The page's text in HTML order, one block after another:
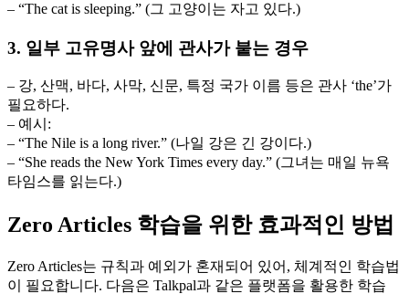
– “The cat is sleeping.” (그 고양이는 자고 있다.)
3. 일부 고유명사 앞에 관사가 붙는 경우
– 강, 산맥, 바다, 사막, 신문, 특정 국가 이름 등은 관사 ‘the’가
필요하다.
– 예시:
– “The Nile is a long river.” (나일 강은 긴 강이다.)
– “She reads the New York Times every day.” (그녀는 매일 뉴욕
타임스를 읽는다.)
Zero Articles 학습을 위한 효과적인 방법
Zero Articles는 규칙과 예외가 혼재되어 있어, 체계적인 학습법
이 필요합니다. 다음은 Talkpal과 같은 플랫폼을 활용한 학습